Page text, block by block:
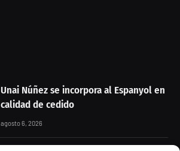
Unai Núñez se incorpora al Espanyol en
calidad de cedido
agosto 6, 2026